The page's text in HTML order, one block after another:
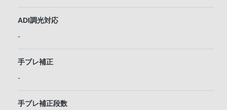
ADI調光対応
-
手ブレ補正
-
手ブレ補正段数